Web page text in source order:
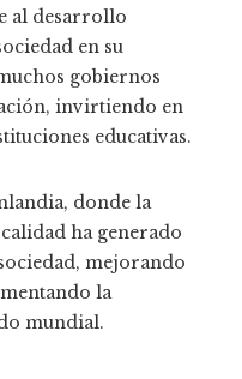
al desarrollo
en su
gobiernos
invirtiendo en
educativas.
donde la
ha generado
mejorando
la
mundial.